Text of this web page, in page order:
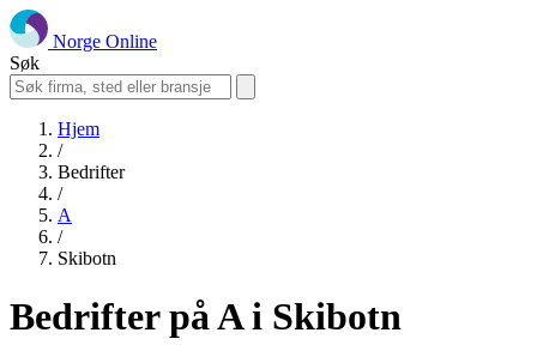
Norge Online
Søk
Hjem
/
Bedrifter
/
A
/
Skibotn
Bedrifter på A i Skibotn